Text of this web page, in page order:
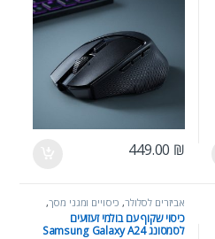
449.00 ₪
אביזרים לסלולר, כיסויים ומגני מסך,
כללי
כיסוי שקוף עם בולמי זעזועים
לסמסונג Samsung Galaxy A24